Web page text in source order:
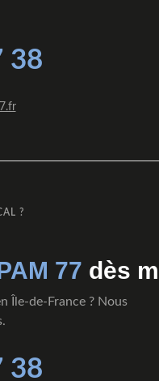
38
?
77 dès
Île-de-France ? Nous
38